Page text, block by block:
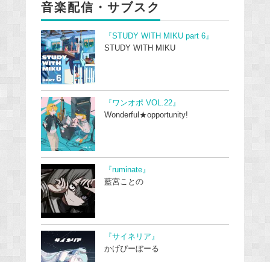
音楽配信・サブスク
『STUDY WITH MIKU part 6』
STUDY WITH MIKU
『ワンオポ VOL.22』
Wonderful★opportunity!
『ruminate』
藍宮ことの
『サイネリア』
かげぴーぼーる